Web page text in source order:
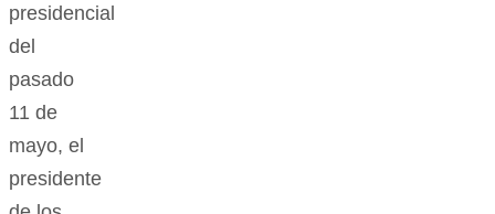
presidencial
del
pasado
11 de
mayo, el
presidente